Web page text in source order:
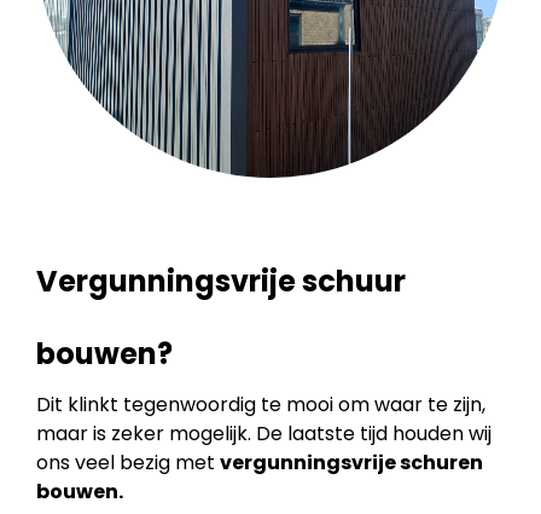
Vergunningsvrije schuur
bouwen?
Dit klinkt tegenwoordig te mooi om waar te zijn,
maar is zeker mogelijk. De laatste tijd houden wij
ons veel bezig met vergunningsvrije schuren
bouwen.